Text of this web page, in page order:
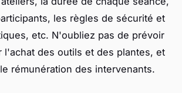
les règles de sécurité et
etc. N'oubliez pas de prévoir
l'achat des outils et des plantes, et
rémunération des intervenants.